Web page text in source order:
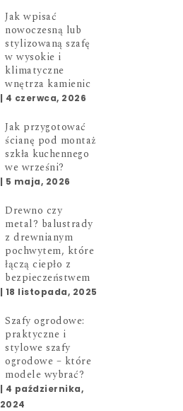
Jak wpisać
nowoczesną lub
stylizowaną szafę
w wysokie i
klimatyczne
wnętrza kamienic
| 4 czerwca, 2026
Jak przygotować
ścianę pod montaż
szkła kuchennego
we wrześni?
| 5 maja, 2026
Drewno czy
metal? balustrady
z drewnianym
pochwytem, które
łączą ciepło z
bezpieczeństwem
| 18 listopada, 2025
Szafy ogrodowe:
praktyczne i
stylowe szafy
ogrodowe – które
modele wybrać?
| 4 października,
2024